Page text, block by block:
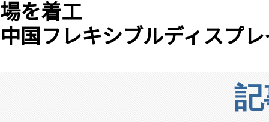
場を着工
中国フレキシブルディスプ